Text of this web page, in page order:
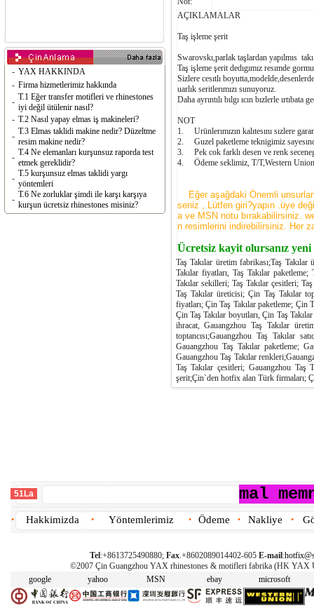
- YAX HAKKINDA
- Firma hizmetlerimiz hakkında
- T.1 Eğer transfer motifleri ve rhinestones
iyi değil ütülenir nasıl?
- T.2 Nasıl yapay elmas iş makineleri?
- T.3 Elmas taklidi makine nedir? Düzeltme
resim makine nedir?
- T.4 Ne elemanları kurşunsuz raporda test
etmek gereklidir?
- T.5 kurşunsuz elmas taklidi yargı
yöntemleri
- T.6 Ne zorluklar şimdi ile karşı karşıya
kurşun ücretsiz rhinestones misiniz?
AÇIKLAMALAR
Taş işleme şerit
Swarovskı,parlak taşlardan yapılmıs takı
Taş işleme şerit dedıgımız resımde
Sizlere cesıtlı
uarlık seritlerımızı sunuyoruz.
Daha ayrıntılı bılgı ıcın bızlerle ırtıbata
NOT
1. Urünlerımızın kalıtesını sızlere
2. Guzel paketleme teknigimiz
3. Pek cok farklı desen ve renk
4. Ödeme seklimiz, T/T,Western
Eğer aşağdaki Önemli
seniz , Lütfen giri?yapın .üye
a ve MSN notu bırakabilirsiniz.
n resimlerini indirebilirsiniz. Her
Ücretsiz kayit olursanız
Taş Takılar üretim fabrikası;Taş Takılar
Takılar fiyatları, Taş Takılar
Takılar sekilleri; Taş Takılar çesitleri;
Taş Takılar üreticisi; Çin Taş Takılar
fiyatları; Çin Taş Takılar paketleme; Çin
Çin Taş Takılar boyutları, Çin Taş
ihracat, Gauangzhou Taş Takılar
toptancısı;Gauangzhou Taş Takılar
Gauangzhou Taş Takılar paketleme;
Gauangzhou Taş Takılar
Taş Takılar çesitleri; Gauangzhou Taş
şerit;Çin`den hotfix alan Türk firmaları;
51La mal
• Hakkimizda • Yöntemlerimiz • Ödeme • Nakliye •
Tel:+8613725490880; Fax.+8602089014402-605 E-mail:
©2007 Çin Guangzhou YAX rhinestones & motifleri fabrika (HK
google
yahoo MSN ebay microsoft